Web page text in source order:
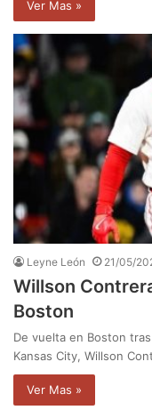
Ver Mas »
Leyne León 21/05/
Willson
Boston
De vuelta en Boston
Kansas City, Willson
Ver Mas »